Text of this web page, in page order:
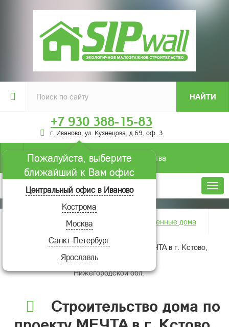
НАЙТИ
+7 930 388-15-83
г. Иваново, ул. Кузнецова, д.69, оф. 3
Пожалуйста, выберите
ближайший к Вам офис
Центральный офис в Иваново
Кострома
Москва
Санкт-Петербург
Ярославль
Условия строительства
Меню
Фотогалерея Построенные дома
Строительство дома по проекту МЕЧТА в г. Кстово,
Нижегородской обл.
Строительство дома по